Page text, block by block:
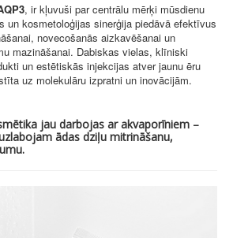
, ir kļuvuši par centrālu mērķi mūsdienu
un kosmetoloģijas sinerģija piedāvā efektīvus
novecošanās aizkavēšanai un
mazināšanai. Dabiskas vielas, klīniski
un estētiskās injekcijas atver jaunu ēru
uz molekulāru izpratni un inovācijām.
jau darbojas ar akvaporīniem –
ādas dziļu mitrināšanu,